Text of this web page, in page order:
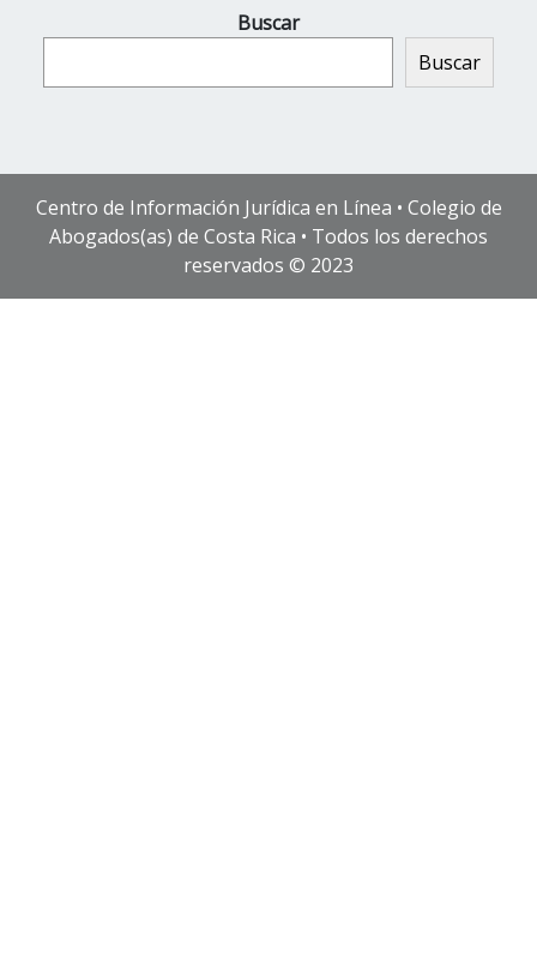
Buscar
Buscar
Centro de Información Jurídica en Línea • Colegio de
Abogados(as) de Costa Rica • Todos los derechos
reservados © 2023